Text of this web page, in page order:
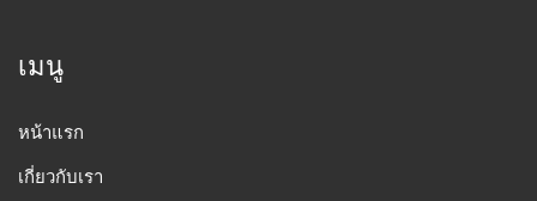
เมนู
หน้าแรก
เกี่ยวกับเรา